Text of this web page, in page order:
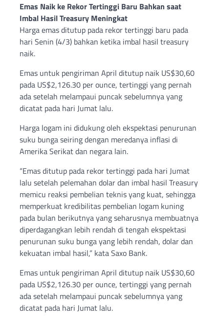
Emas Naik ke Rekor Tertinggi Baru Bahkan saat
Imbal Hasil Treasury Meningkat
Harga emas ditutup pada rekor tertinggi baru pada
hari Senin (4/3) bahkan ketika imbal hasil treasury
naik.
Emas untuk pengiriman April ditutup naik US$30,60
pada US$2,126.30 per ounce, tertinggi yang pernah
ada setelah melampaui puncak sebelumnya yang
dicatat pada hari Jumat lalu.
Harga logam ini didukung oleh ekspektasi penurunan
suku bunga seiring dengan meredanya inflasi di
Amerika Serikat dan negara lain.
“Emas ditutup pada rekor tertinggi pada hari Jumat
lalu setelah pelemahan dolar dan imbal hasil Treasury
memicu reaksi pembelian teknis yang kuat, sehingga
memperkuat kredibilitas pembelian logam kuning
pada bulan berikutnya yang seharusnya membuatnya
diperdagangkan lebih rendah di tengah ekspektasi
penurunan suku bunga yang lebih rendah, dolar dan
kekuatan imbal hasil,” kata Saxo Bank.
Emas untuk pengiriman April ditutup naik US$30,60
pada US$2,126.30 per ounce, tertinggi yang pernah
ada setelah melampaui puncak sebelumnya yang
dicatat pada hari Jumat lalu.